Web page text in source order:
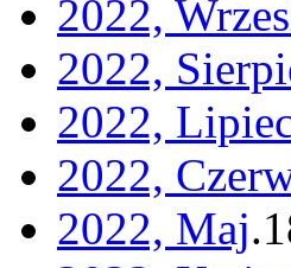
2022,
2022,
2022,
2022,
2022, Maj.